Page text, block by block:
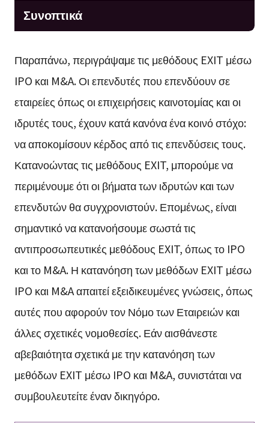
Συνοπτικά
Παραπάνω, περιγράψαμε τις μεθόδους EXIT μέσω
IPO και M&A. Οι επενδυτές που επενδύουν σε
εταιρείες όπως οι επιχειρήσεις καινοτομίας και οι
ιδρυτές τους, έχουν κατά κανόνα ένα κοινό στόχο:
να αποκομίσουν κέρδος από τις επενδύσεις τους.
Κατανοώντας τις μεθόδους EXIT, μπορούμε να
περιμένουμε ότι οι βήματα των ιδρυτών και των
επενδυτών θα συγχρονιστούν. Επομένως, είναι
σημαντικό να κατανοήσουμε σωστά τις
αντιπροσωπευτικές μεθόδους EXIT, όπως το IPO
και το M&A. Η κατανόηση των μεθόδων EXIT μέσω
IPO και M&A απαιτεί εξειδικευμένες γνώσεις, όπως
αυτές που αφορούν τον Νόμο των Εταιρειών και
άλλες σχετικές νομοθεσίες. Εάν αισθάνεστε
αβεβαιότητα σχετικά με την κατανόηση των
μεθόδων EXIT μέσω IPO και M&A, συνιστάται να
συμβουλευτείτε έναν δικηγόρο.